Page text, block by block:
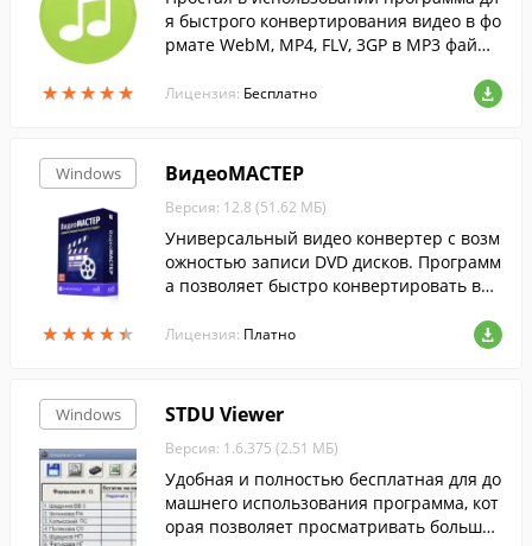
★★★★★
★★★★★
я быстрого конвертирования видео в фо
рмате WebM, MP4, FLV, 3GP в MP3 фай
Лицензия: Бесплатно
Windows
★★★★★
★★★★★
ВидеоМАСТЕР
Версия: 12.8 (51.62 МБ)
Универсальный видео конвертер с возм
ожностью записи DVD дисков. Программ
а позволяет быстро конвертировать вид
окого разрешения и онлайн-видео.
Лицензия: Платно
Windows STDU Viewer
Версия: 1.6.375 (2.51 МБ)
Удобная и полностью бесплатная для до
машнего использования программа, кот
орая позволяет просматривать большое